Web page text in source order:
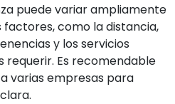
puede variar ampliamente
como la distancia,
y los servicios
requerir. Es recomendable
varias empresas para